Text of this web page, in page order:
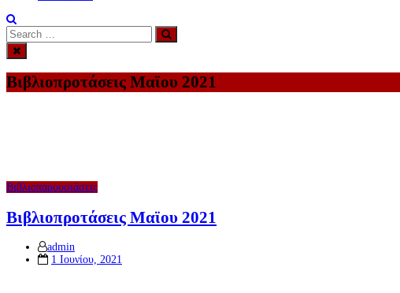
Search
for:
Search
Βιβλιοπροτάσεις Μαϊου 2021
Βιβλιοπαρουσιάσεις
Βιβλιοπροτάσεις Μαϊου 2021
admin
Posted
1 Ιουνίου, 2021